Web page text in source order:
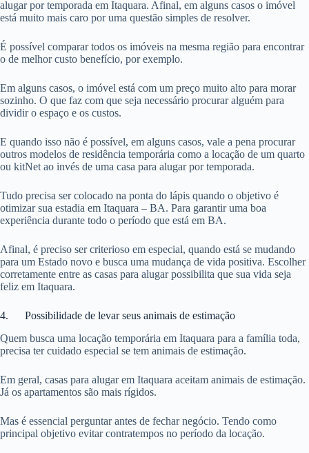
alugar por temporada em Itaquara. Afinal, em alguns casos o imóvel
está muito mais caro por uma questão simples de resolver.
É possível comparar todos os imóveis na mesma região para encontrar
o de melhor custo benefício, por exemplo.
Em alguns casos, o imóvel está com um preço muito alto para morar
sozinho. O que faz com que seja necessário procurar alguém para
dividir o espaço e os custos.
E quando isso não é possível, em alguns casos, vale a pena procurar
outros modelos de residência temporária como a locação de um quarto
ou kitNet ao invés de uma casa para alugar por temporada.
Tudo precisa ser colocado na ponta do lápis quando o objetivo é
otimizar sua estadia em Itaquara – BA. Para garantir uma boa
experiência durante todo o período que está em BA.
Afinal, é preciso ser criterioso em especial, quando está se mudando
para um Estado novo e busca uma mudança de vida positiva. Escolher
corretamente entre as casas para alugar possibilita que sua vida seja
feliz em Itaquara.
4. Possibilidade de levar seus animais de estimação
Quem busca uma locação temporária em Itaquara para a família toda,
precisa ter cuidado especial se tem animais de estimação.
Em geral, casas para alugar em Itaquara aceitam animais de estimação.
Já os apartamentos são mais rígidos.
Mas é essencial perguntar antes de fechar negócio. Tendo como
principal objetivo evitar contratempos no período da locação.